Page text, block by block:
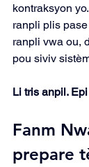
kontraksyon
ranpli plis
ranpli vwa ou,
pou siviv
Li tris anpil.
Fanm
prepare